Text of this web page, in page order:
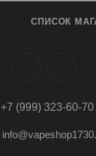
СПИСОК
+7 (999) 323-60-70